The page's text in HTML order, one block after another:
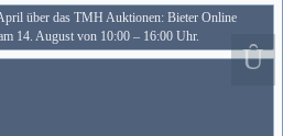
über das TMH Auktionen: Bieter Online
14. August von 10:00 – 16:00 Uhr.